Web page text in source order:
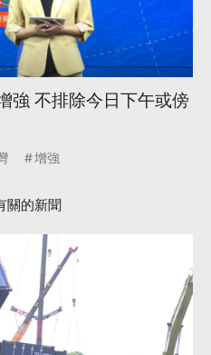
強 不排除今日下午或傍
增強
關的新聞